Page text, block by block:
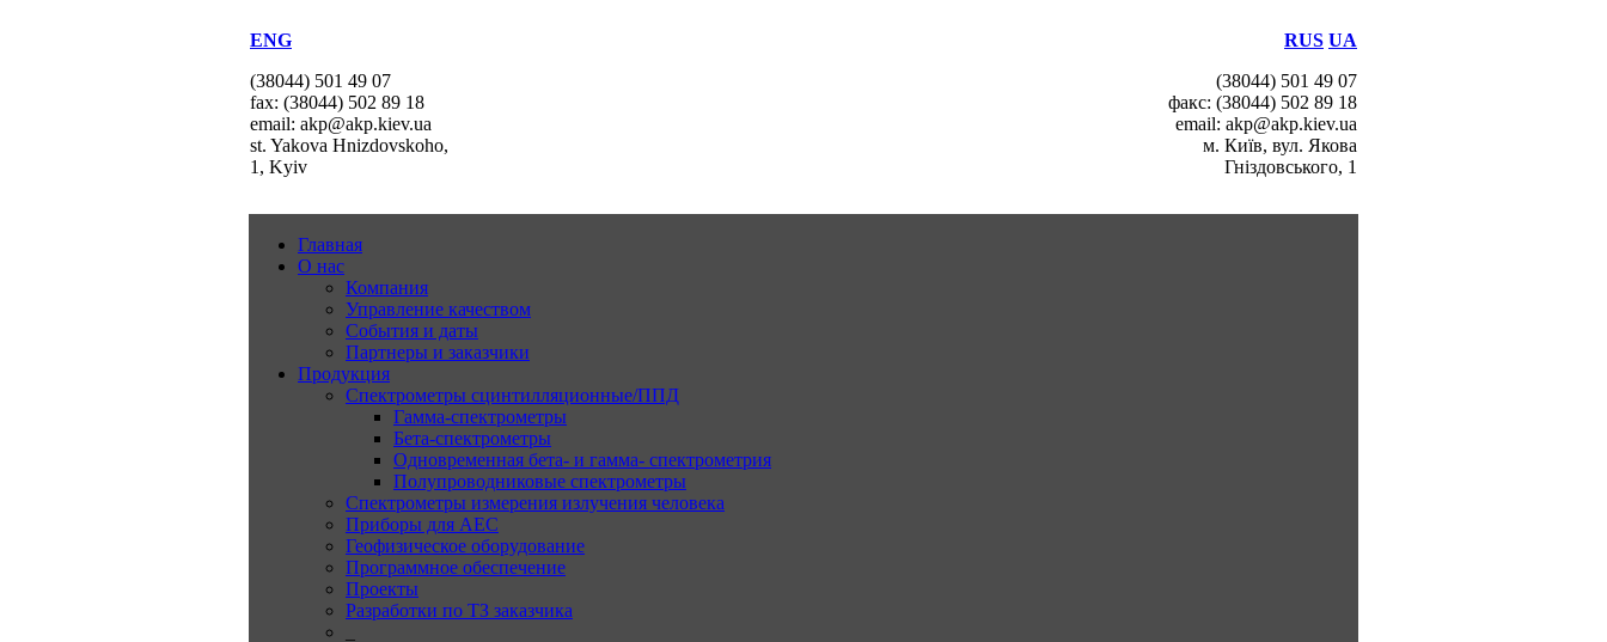
ENG
(38044) 501 49 07
fax: (38044) 502 89 18
email: akp@akp.kiev.ua
st. Yakova Hnizdovskoho,
1, Kyiv
RUS UA
(38044) 501 49 07
факс: (38044) 502 89 18
email: akp@akp.kiev.ua
м. Київ, вул. Якова
Гніздовського, 1
Главная
О нас
Компания
Управление качеством
События и даты
Партнеры и заказчики
Продукция
Спектрометры сцинтилляционные/ППД
Гамма-спектрометры
Бета-спектрометры
Одновременная бета- и гамма- спектрометрия
Полупроводниковые спектрометры
Спектрометры измерения излучения человека
Приборы для АЕС
Геофизическое оборудование
Программное обеспечение
Проекты
Разработки по ТЗ заказчика